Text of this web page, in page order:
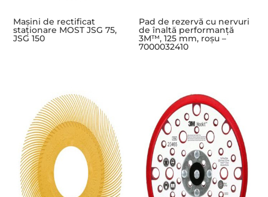
Mașini de rectificat
staționare MOST JSG 75,
JSG 150
Pad de rezervă cu nervuri
de înaltă performanță
3M™, 125 mm, roșu –
7000032410